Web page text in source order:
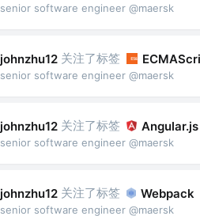
senior software engineer @maersk
johnzhu12 关注了标签
senior software engineer @maersk
johnzhu12 关注了标签 Angular.js
senior software engineer @maersk
johnzhu12 关注了标签 Webpack
senior software engineer @maersk